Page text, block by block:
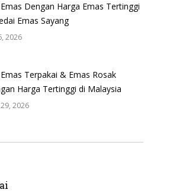
Emas Dengan Harga Emas Tertinggi
Emas Sayang
2026
Emas Terpakai & Emas Rosak
Harga Tertinggi di Malaysia
29, 2026